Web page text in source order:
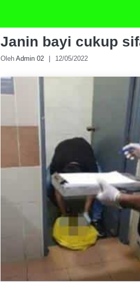
Janin bayi cukup
Oleh Admin 02 12/05/2022